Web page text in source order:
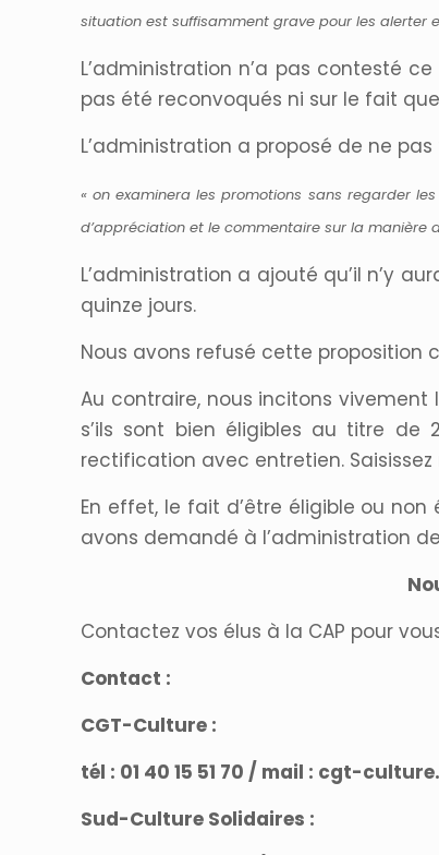
situation est suffisamment grave pour les alerter
L’administration n’a pas contesté
pas été reconvoqués ni sur le fait
L’administration a proposé de ne
« on examinera les promotions sans regarder
d’appréciation et le commentaire sur la manière
L’administration a ajouté qu’il n’y
quinze jours.
Nous avons refusé cette proposition
Au contraire, nous incitons
s’ils sont bien éligibles au titre de
rectification avec entretien.
En effet, le fait d’être éligible ou non
avons demandé à l’administration
Contactez vos élus à la CAP pour
Contact :
CGT-Culture :
tél : 01 40 15 51 70 / mail : cgt-
Sud-Culture Solidaires :